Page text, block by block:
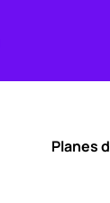
Planes